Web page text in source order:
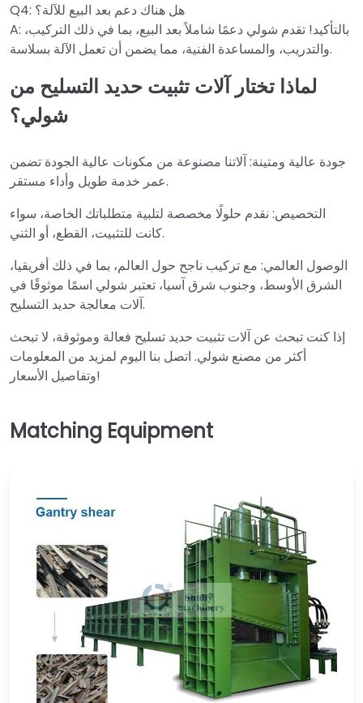
Q4: هل هناك دعم بعد البيع للآلة؟
A: بالتأكيد! تقدم شولي دعمًا شاملاً بعد البيع، بما في ذلك التركيب،
والتدريب، والمساعدة الفنية، مما يضمن أن تعمل الآلة بسلاسة.
لماذا تختار آلات تثبيت حديد التسليح من
شولي؟
جودة عالية ومتينة: آلاتنا مصنوعة من مكونات عالية الجودة تضمن
عمر خدمة طويل وأداء مستقر.
التخصيص: نقدم حلولًا مخصصة لتلبية متطلباتك الخاصة، سواء
كانت للتثبيت، القطع، أو الثني.
الوصول العالمي: مع تركيب ناجح حول العالم، بما في ذلك أفريقيا،
الشرق الأوسط، وجنوب شرق آسيا، تعتبر شولي اسمًا موثوقًا في
آلات معالجة حديد التسليح.
إذا كنت تبحث عن آلات تثبيت حديد تسليح فعالة وموثوقة، لا تبحث
أكثر من مصنع شولي. اتصل بنا اليوم لمزيد من المعلومات
وتفاصيل الأسعار!